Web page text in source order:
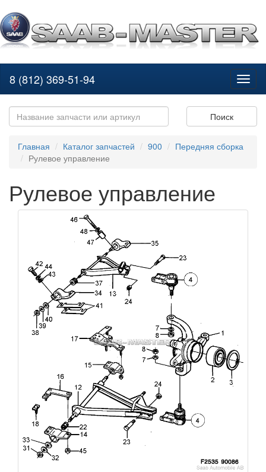
8 (812) 369-51-94
Поиск
Главная Каталог запчастей 900
Передняя сборка
Рулевое управление
Рулевое управление